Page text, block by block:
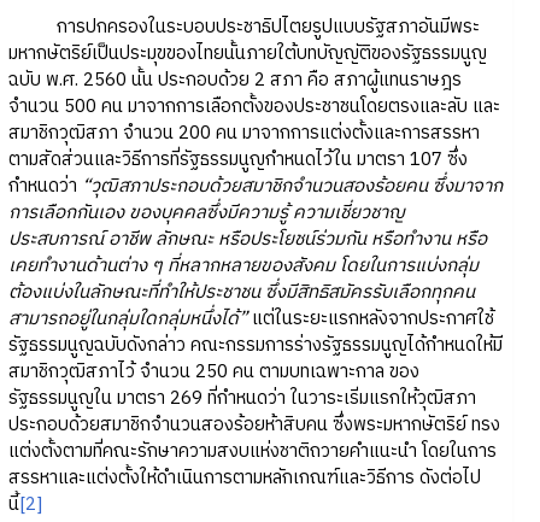
การปกครองในระบอบประชาธิปไตยรูปแบบรัฐสภาอันมีพระ
มหากษัตริย์เป็นประมุขของไทยนั้นภายใต้บทบัญญัติของรัฐธรรมนูญ
ฉบับ พ.ศ. 2560 นั้น ประกอบด้วย 2 สภา คือ สภาผู้แทนราษฎร
จำนวน 500 คน มาจากการเลือกตั้งของประชาชนโดยตรงและลับ และ
สมาชิกวุฒิสภา จำนวน 200 คน มาจากการแต่งตั้งและการสรรหา
ตามสัดส่วนและวิธีการที่รัฐธรรมนูญกำหนดไว้ใน มาตรา 107 ซึ่ง
กำหนดว่า “วุฒิสภาประกอบด้วยสมาชิกจํานวนสองร้อยคน ซึ่งมาจาก
การเลือกกันเอง ของบุคคลซึ่งมีความรู้ ความเชี่ยวชาญ
ประสบการณ์ อาชีพ ลักษณะ หรือประโยชน์ร่วมกัน หรือทํางาน หรือ
เคยทํางานด้านต่าง ๆ ที่หลากหลายของสังคม โดยในการแบ่งกลุ่ม
ต้องแบ่งในลักษณะที่ทําให้ประชาชน ซึ่งมีสิทธิสมัครรับเลือกทุกคน
สามารถอยู่ในกลุ่มใดกลุ่มหนึ่งได้”แต่ในระยะแรกหลังจากประกาศใช้
รัฐธรรมนูญฉบับดังกล่าว คณะกรรมการร่างรัฐธรรมนูญได้กำหนดให้มี
สมาชิกวุฒิสภาไว้ จำนวน 250 คน ตามบทเฉพาะกาล ของ
รัฐธรรมนูญใน มาตรา 269 ที่กำหนดว่า ในวาระเริ่มแรกให้วุฒิสภา
ประกอบด้วยสมาชิกจํานวนสองร้อยห้าสิบคน ซึ่งพระมหากษัตริย์ ทรง
แต่งตั้งตามที่คณะรักษาความสงบแห่งชาติถวายคําแนะนํา โดยในการ
สรรหาและแต่งตั้งให้ดําเนินการตามหลักเกณฑ์และวิธีการ ดังต่อไป
นี้[2]